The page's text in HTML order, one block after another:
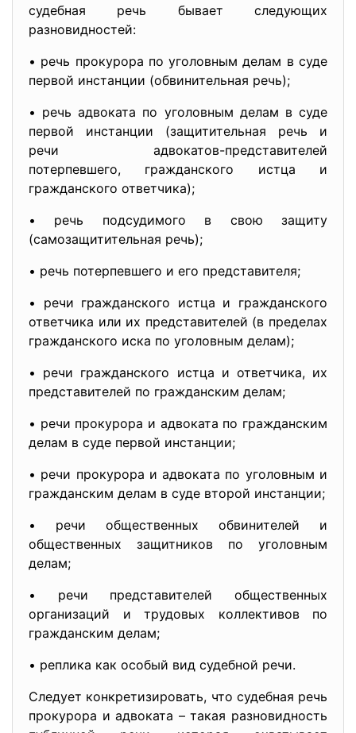
судебная речь бывает следующих
разновидностей:
• речь прокурора по уголовным делам в суде
первой инстанции (обвинительная речь);
• речь адвоката по уголовным делам в суде
первой инстанции (защитительная речь и
речи адвокатов-представителей
потерпевшего, гражданского истца и
гражданского ответчика);
• речь подсудимого в свою защиту
(самозащитительная речь);
• речь потерпевшего и его представителя;
• речи гражданского истца и гражданского
ответчика или их представителей (в пределах
гражданского иска по уголовным делам);
• речи гражданского истца и ответчика, их
представителей по гражданским делам;
• речи прокурора и адвоката по гражданским
делам в суде первой инстанции;
• речи прокурора и адвоката по уголовным и
гражданским делам в суде второй инстанции;
• речи общественных обвинителей и
общественных защитников по уголовным
делам;
• речи представителей общественных
организаций и трудовых коллективов по
гражданским делам;
• реплика как особый вид судебной речи.
Следует конкретизировать, что судебная речь
прокурора и адвоката – такая разновидность